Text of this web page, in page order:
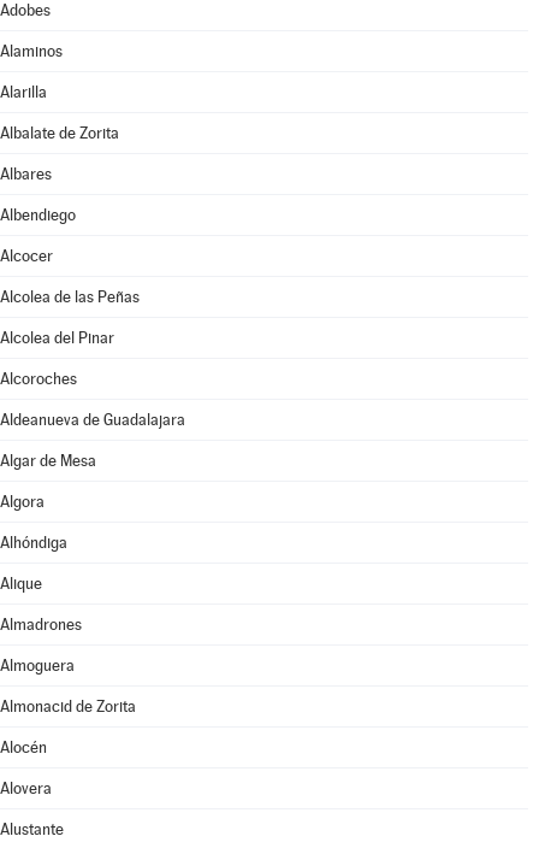
Adobes
Alaminos
Alarilla
Albalate de Zorita
Albares
Albendiego
Alcocer
Alcolea de las Peñas
Alcolea del Pinar
Alcoroches
Aldeanueva de Guadalajara
Algar de Mesa
Algora
Alhóndiga
Alique
Almadrones
Almoguera
Almonacid de Zorita
Alocén
Alovera
Alustante